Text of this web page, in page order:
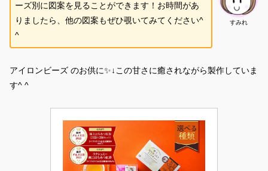
すみれ
ーズ別に図案を見ることができます！お時間があ
りましたら、他の図案もぜひ覗いてみてください^
^
アイロンビーズ のお供に✨↓この甘さに癒されながら製作していま
す^ ^